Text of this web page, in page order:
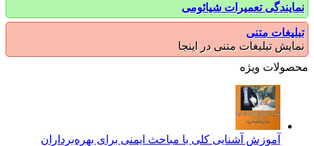
تعمیرات شیائومی
متنی
تبلیغات متنی در اینجا
ویژه
آموزش آشنایی کلی با مباحث ایمنی برای بهره‌برداران